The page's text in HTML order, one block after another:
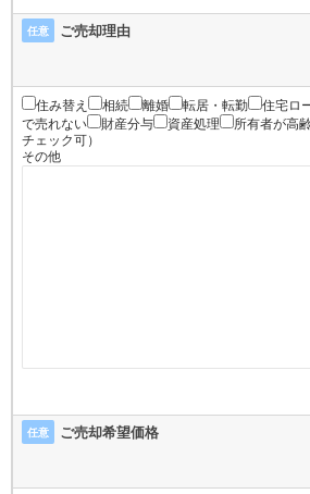
任意 ご売却理由
住み替え 相続 離婚 転居・転勤 住宅ロ
で売れない
財産分与 資産処理 所有者が高
チェック可）
その他
任意 ご売却希望価格